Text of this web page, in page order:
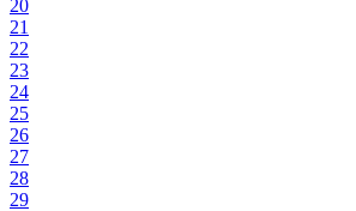
20
21
22
23
24
25
26
27
28
29